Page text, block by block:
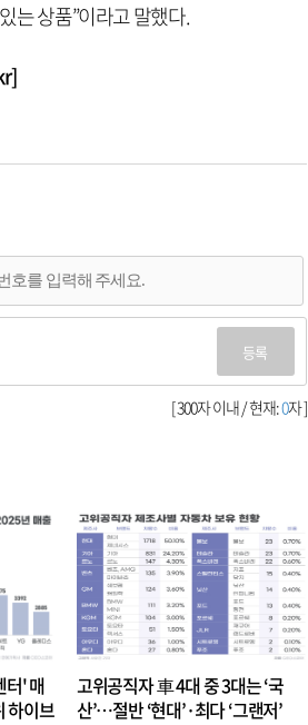
는 상품”이라고 말했다.
등록
[ 300자 이내 / 현재:0자 ]
터' 매
하이브
고위공직자 車 4대 중 3대는 ‘국
산’…절반 ‘현대’·최다 ‘그랜저’